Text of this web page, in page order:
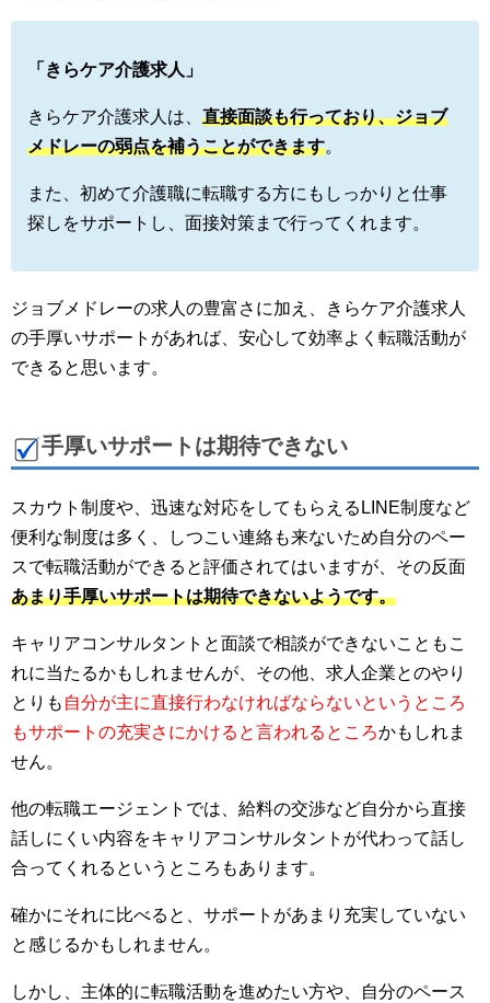
「きらケア介護求人」
きらケア介護求人は、 直接面談も行っており、ジョブ
メドレーの弱点を補うことができます。
また、初めて介護職に転職する方にもしっかりと仕事
探しをサポートし、面接対策まで行ってくれます。
ジョブメドレーの求人の豊富さに加え、きらケア介護求人
の手厚いサポートがあれば、安心して効率よく転職活動が
できると思います。
手厚いサポートは期待できない
スカウト制度や、迅速な対応をしてもらえるLINE制度など
便利な制度は多く、しつこい連絡も来ないため自分のペー
スで転職活動ができると評価されてはいますが、その反面
あまり手厚いサポートは期待できないようです。
キャリアコンサルタントと面談で相談ができないこともこ
れに当たるかもしれませんが、その他、求人企業とのやり
とりも 自分が主に直接行わなければならないというところ
もサポートの充実さにかけると言われるところかもしれま
せん。
他の転職エージェントでは、給料の交渉など自分から直接
話しにくい内容をキャリアコンサルタントが代わって話し
合ってくれるというところもあります。
確かにそれに比べると、サポートがあまり充実していない
と感じるかもしれません。
しかし、主体的に転職活動を進めたい方や、自分のペース